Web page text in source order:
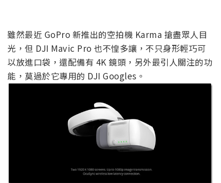
雖然最近 GoPro 新推出的空拍機 Karma 搶盡眾人目
光，但 DJI Mavic Pro 也不惶多讓，不只身形輕巧可
以放進口袋，還配備有 4K 鏡頭，另外最引人關注的功
能，莫過於它專用的 DJI Googles。